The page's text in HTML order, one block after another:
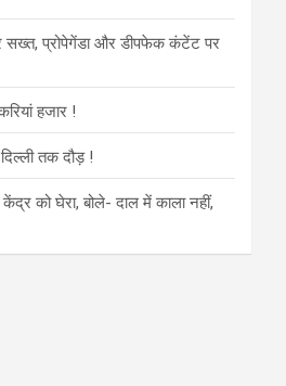
सख्त, प्रोपेगेंडा और डीपफेक कंटेंट पर
हजार !
तक दौड़ !
को घेरा, बोले- दाल में काला नहीं,